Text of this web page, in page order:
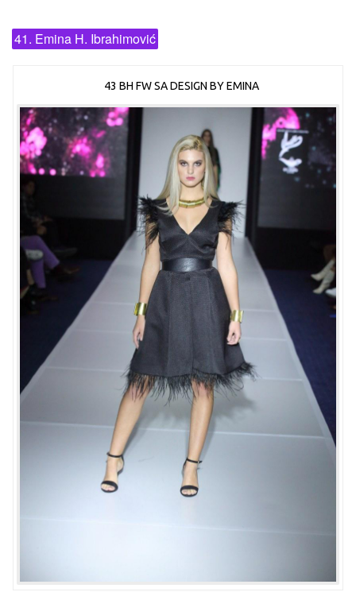
41. Emina H. Ibrahimović
43 BH FW SA DESIGN BY EMINA